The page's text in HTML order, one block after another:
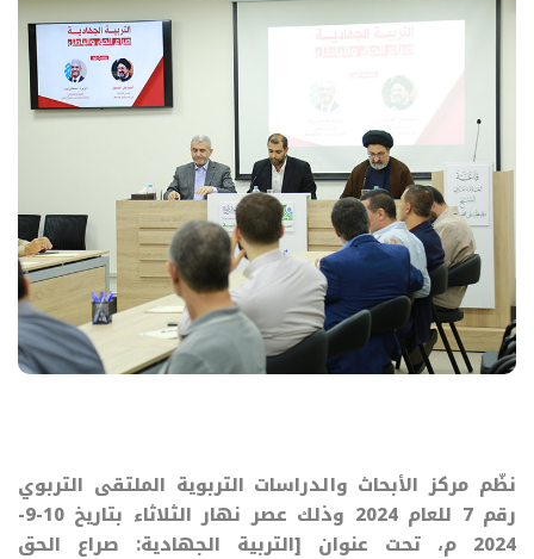
نظّم مركز الأبحاث والدراسات التربوية الملتقى التربوي
رقم 7 للعام 2024 وذلك عصر نهار الثلاثاء بتاريخ 10-9-
2024 م، تحت عنوان [التربية الجهادية: صراع الحق